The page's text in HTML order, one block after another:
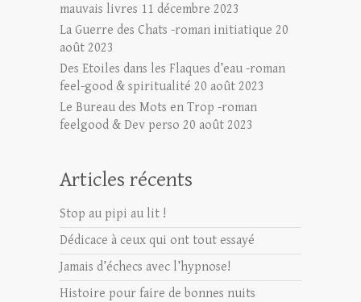
mauvais livres 11 décembre 2023
La Guerre des Chats -roman initiatique 20
août 2023
Des Etoiles dans les Flaques d’eau -roman
feel-good & spiritualité 20 août 2023
Le Bureau des Mots en Trop -roman
feelgood & Dev perso 20 août 2023
Articles récents
Stop au pipi au lit !
Dédicace à ceux qui ont tout essayé
Jamais d’échecs avec l’hypnose!
Histoire pour faire de bonnes nuits